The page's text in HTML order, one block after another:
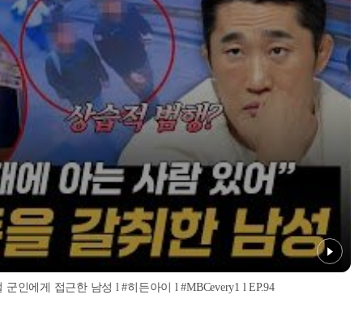
인에게 접근한 남성 l #히든아이 l #MBCevery1 l EP.94